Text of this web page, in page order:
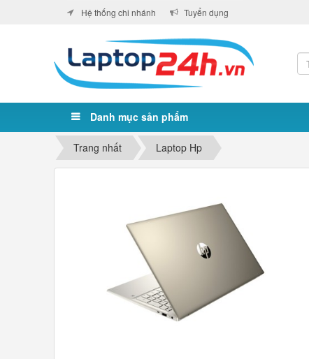
Danh mục sản phẩm
Hệ thống chi nhánh Tuyển dụng
Trang nhất Laptop Hp